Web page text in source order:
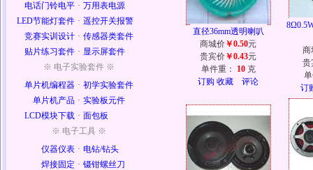
电话门铃电平 · 万用表电源
LED节能灯套件 · 遥控开关报警
竞赛实训设计 · 传感器类套件
贴片练习套件 · 显示屏套件
※ 电子实验套件 ※
单片机编程器 · 初学实验套件
单片机产品 · 实验板元件
LCD模块下载 · 面包板
※ 电子工具 ※
仪器仪表 · 电钻/钻头
焊接固定 · 镊钳螺丝刀
直径36mm透明喇叭
商城价 ￥0.50元
贵宾价 ￥0.43元
单件重：
10 克
订购 收藏 评论
商
贵
订